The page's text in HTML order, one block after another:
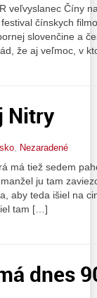
veľvyslanec Číny
čínskych
slovenčine a
že aj veľmoc, v
Nitry
Nezaradené
má tiež sedem
ju tam
aby teda išiel na
tam […]
dnes